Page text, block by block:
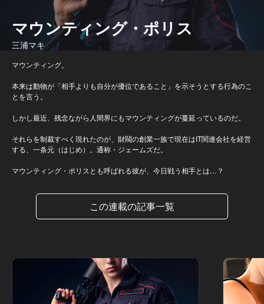
マウンティング・ポリス
三浦マキ
マウンティング。
本来は動物が「相手よりも自分が優位であること」を示そうとする行為のこ
とを言う。
しかし最近、残念ながら人間界にもマウンティングが蔓延っているのだ。
それらを制裁すべく現れたのが、財閥の創業一族で現在はIT関連会社を経営
する、一条元（はじめ）。通称・ジェームズだ。
マウンティング・ポリスとも呼ばれる彼が、今日戦う相手とは…？
この連載の記事一覧